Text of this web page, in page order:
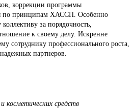
коррекции программы
по принципам ХАССП. Особенно
за порядочность,
к своему делу. Искренне
сотруднику профессионального роста,
партнеров.
косметических средств